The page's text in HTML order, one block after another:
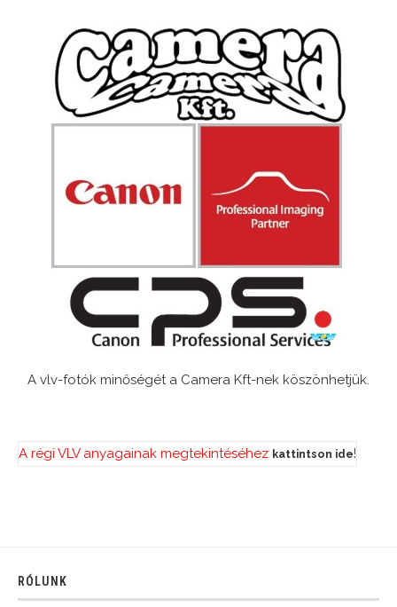
A vlv-fotók minőségét a Camera Kft-nek köszönhetjük.
A régi VLV anyagainak megtekintéséhez kattintson ide!
RÓLUNK